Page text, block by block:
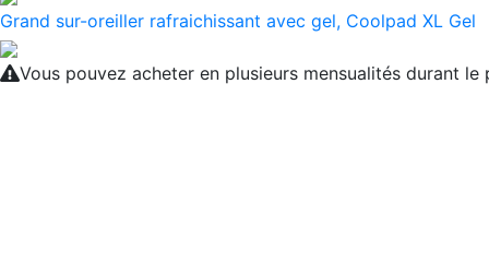
Grand sur-oreiller rafraichissant avec gel, Coolpad XL Gel
Vous pouvez acheter en plusieurs mensualités durant le